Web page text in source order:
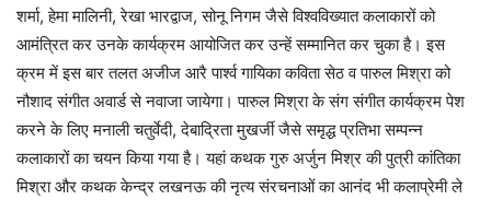
शर्मा, हेमा मालिनी, रेखा भारद्वाज, सोनू निगम जैसे विश्वविख्यात कलाकारों को
आमंत्रित कर उनके कार्यक्रम आयोजित कर उन्हें सम्मानित कर चुका है। इस
क्रम में इस बार तलत अजीज आरै पार्श्व गायिका कविता सेठ व पारुल मिश्रा को
नौशाद संगीत अवार्ड से नवाजा जायेगा। पारुल मिश्रा के संग संगीत कार्यक्रम पेश
करने के लिए मनाली चतुर्वेदी, देबाद्रिता मुखर्जी जैसे समृद्ध प्रतिभा सम्पन्न
कलाकारों का चयन किया गया है। यहां कथक गुरु अर्जुन मिश्र की पुत्री कांतिका
मिश्रा और कथक केन्द्र लखनऊ की नृत्य संरचनाओं का आनंद भी कलाप्रेमी ले